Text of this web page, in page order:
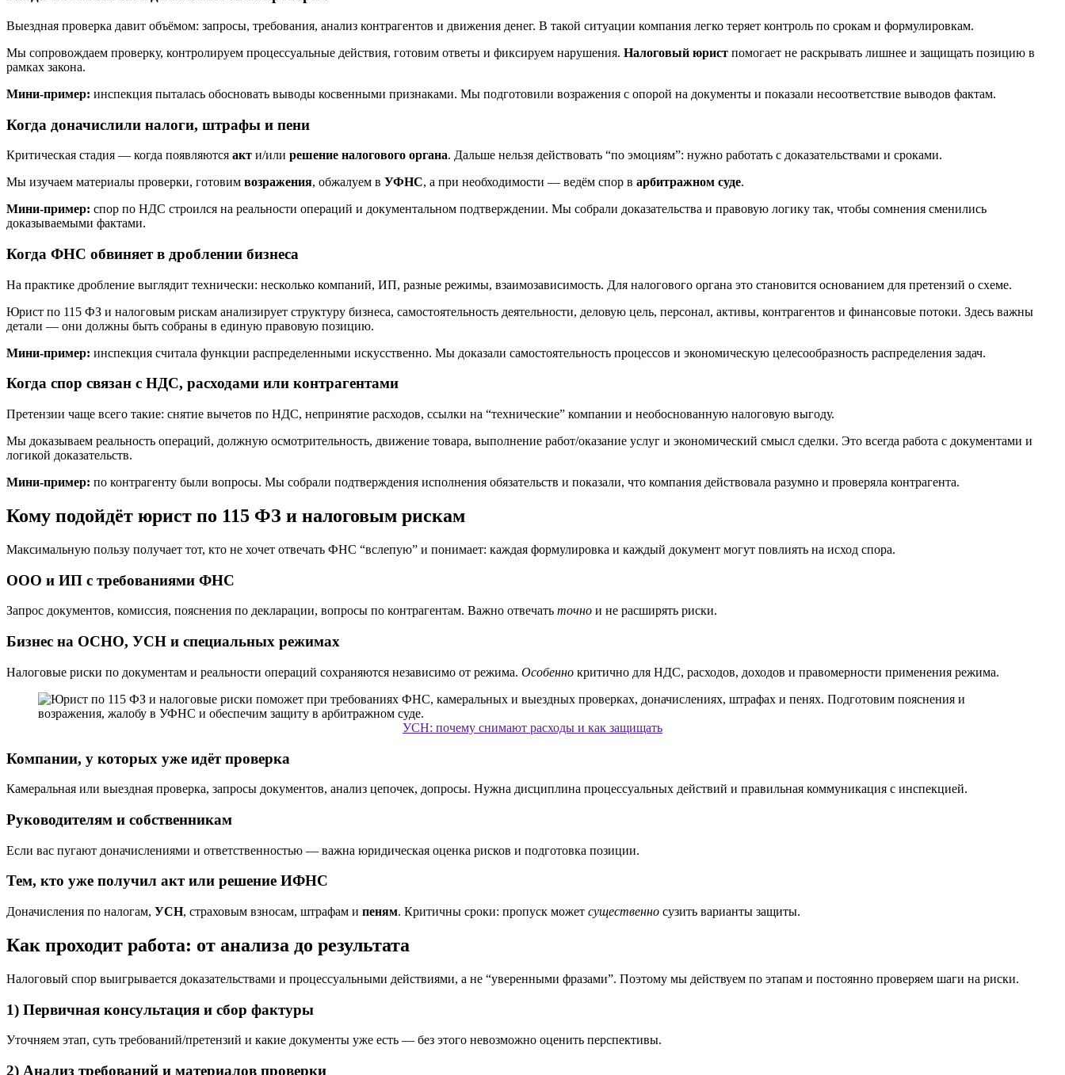
Выездная проверка давит объёмом: запросы, требования, анализ контрагентов и движения денег. В такой ситуации компания легко теряет контроль по срокам и формулировкам.
Мы сопровождаем проверку, контролируем процессуальные действия, готовим ответы и фиксируем нарушения. Налоговый юрист помогает не раскрывать лишнее и защищать позицию в
рамках закона.
Мини-пример: инспекция пыталась обосновать выводы косвенными признаками. Мы подготовили возражения с опорой на документы и показали несоответствие выводов фактам.
Когда доначислили налоги, штрафы и пени
Критическая стадия — когда появляются акт и/или решение налогового органа. Дальше нельзя действовать “по эмоциям”: нужно работать с доказательствами и сроками.
Мы изучаем материалы проверки, готовим возражения, обжалуем в УФНС, а при необходимости — ведём спор в арбитражном суде.
Мини-пример: спор по НДС строился на реальности операций и документальном подтверждении. Мы собрали доказательства и правовую логику так, чтобы сомнения сменились
доказываемыми фактами.
Когда ФНС обвиняет в дроблении бизнеса
На практике дробление выглядит технически: несколько компаний, ИП, разные режимы, взаимозависимость. Для налогового органа это становится основанием для претензий о схеме.
Юрист по 115 ФЗ и налоговым рискам анализирует структуру бизнеса, самостоятельность деятельности, деловую цель, персонал, активы, контрагентов и финансовые потоки. Здесь важны
детали — они должны быть собраны в единую правовую позицию.
Мини-пример: инспекция считала функции распределенными искусственно. Мы доказали самостоятельность процессов и экономическую целесообразность распределения задач.
Когда спор связан с НДС, расходами или контрагентами
Претензии чаще всего такие: снятие вычетов по НДС, непринятие расходов, ссылки на “технические” компании и необоснованную налоговую выгоду.
Мы доказываем реальность операций, должную осмотрительность, движение товара, выполнение работ/оказание услуг и экономический смысл сделки. Это всегда работа с документами и
логикой доказательств.
Мини-пример: по контрагенту были вопросы. Мы собрали подтверждения исполнения обязательств и показали, что компания действовала разумно и проверяла контрагента.
Кому подойдёт юрист по 115 ФЗ и налоговым рискам
Максимальную пользу получает тот, кто не хочет отвечать ФНС “вслепую” и понимает: каждая формулировка и каждый документ могут повлиять на исход спора.
ООО и ИП с требованиями ФНС
Запрос документов, комиссия, пояснения по декларации, вопросы по контрагентам. Важно отвечать точно и не расширять риски.
Бизнес на ОСНО, УСН и специальных режимах
Налоговые риски по документам и реальности операций сохраняются независимо от режима. Особенно критично для НДС, расходов, доходов и правомерности применения режима.
УСН: почему снимают расходы и как защищать
Компании, у которых уже идёт проверка
Камеральная или выездная проверка, запросы документов, анализ цепочек, допросы. Нужна дисциплина процессуальных действий и правильная коммуникация с инспекцией.
Руководителям и собственникам
Если вас пугают доначислениями и ответственностью — важна юридическая оценка рисков и подготовка позиции.
Тем, кто уже получил акт или решение ИФНС
Доначисления по налогам, УСН, страховым взносам, штрафам и пеням. Критичны сроки: пропуск может существенно сузить варианты защиты.
Как проходит работа: от анализа до результата
Налоговый спор выигрывается доказательствами и процессуальными действиями, а не “уверенными фразами”. Поэтому мы действуем по этапам и постоянно проверяем шаги на риски.
1) Первичная консультация и сбор фактуры
Уточняем этап, суть требований/претензий и какие документы уже есть — без этого невозможно оценить перспективы.
2) Анализ требований и материалов проверки